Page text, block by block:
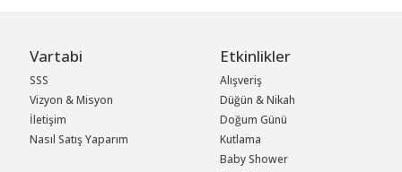
Vartabi
SSS
Vizyon & Misyon
İletişim
Nasıl Satış Yaparım
Etkinlikler
Alışveriş
Düğün & Nikah
Doğum Günü
Kutlama
Baby Shower